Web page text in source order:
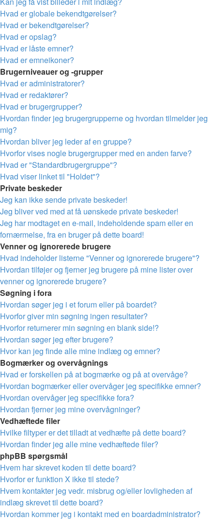
Hvad er globale bekendtgørelser?
Hvad er bekendtgørelser?
Hvad er opslag?
Hvad er låste emner?
Hvad er emneikoner?
Brugerniveauer og -grupper
Hvad er administratorer?
Hvad er redaktører?
Hvad er brugergrupper?
Hvordan finder jeg brugergrupperne og hvordan tilmelder jeg
mig?
Hvordan bliver jeg leder af en gruppe?
Hvorfor vises nogle brugergrupper med en anden farve?
Hvad er "Standardbrugergruppe"?
Hvad viser linket til "Holdet"?
Private beskeder
Jeg kan ikke sende private beskeder!
Jeg bliver ved med at få uønskede private beskeder!
Jeg har modtaget en e-mail, indeholdende spam eller en
fornærmelse, fra en bruger på dette board!
Venner og ignorerede brugere
Hvad indeholder listerne "Venner og ignorerede brugere"?
Hvordan tilføjer og fjerner jeg brugere på mine lister over
venner og ignorerede brugere?
Søgning i fora
Hvordan søger jeg i et forum eller på boardet?
Hvorfor giver min søgning ingen resultater?
Hvorfor returnerer min søgning en blank side!?
Hvordan søger jeg efter brugere?
Hvor kan jeg finde alle mine indlæg og emner?
Bogmærker og overvågnings
Hvad er forskellen på at bogmærke og på at overvåge?
Hvordan bogmærker eller overvåger jeg specifikke emner?
Hvordan overvåger jeg specifikke fora?
Hvordan fjerner jeg mine overvågninger?
Vedhæftede filer
Hvilke filtyper er det tilladt at vedhæfte på dette board?
Hvordan finder jeg alle mine vedhæftede filer?
phpBB spørgsmål
Hvem har skrevet koden til dette board?
Hvorfor er funktion X ikke til stede?
Hvem kontakter jeg vedr. misbrug og/eller lovligheden af
indlæg skrevet til dette board?
Hvordan kommer jeg i kontakt med en boardadministrator?